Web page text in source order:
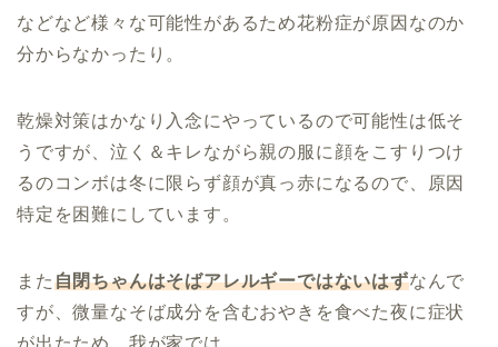
などなど様々な可能性があるため花粉症が原因なのか
分からなかったり。
乾燥対策はかなり入念にやっているので可能性は低そ
うですが、泣く＆キレながら親の服に顔をこすりつけ
るのコンボは冬に限らず顔が真っ赤になるので、原因
特定を困難にしています。
また自閉ちゃんはそばアレルギーではないはずなんで
すが、微量なそば成分を含むおやきを食べた夜に症状
が出たため、我が家では